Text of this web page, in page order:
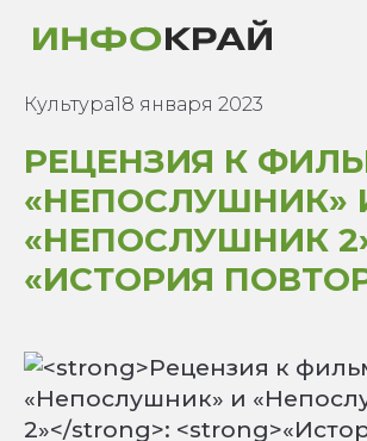
Культура18 января 2023
РЕЦЕНЗИЯ К
«НЕПОСЛУШНИК»
«НЕПОСЛУШНИК
«ИСТОРИЯ